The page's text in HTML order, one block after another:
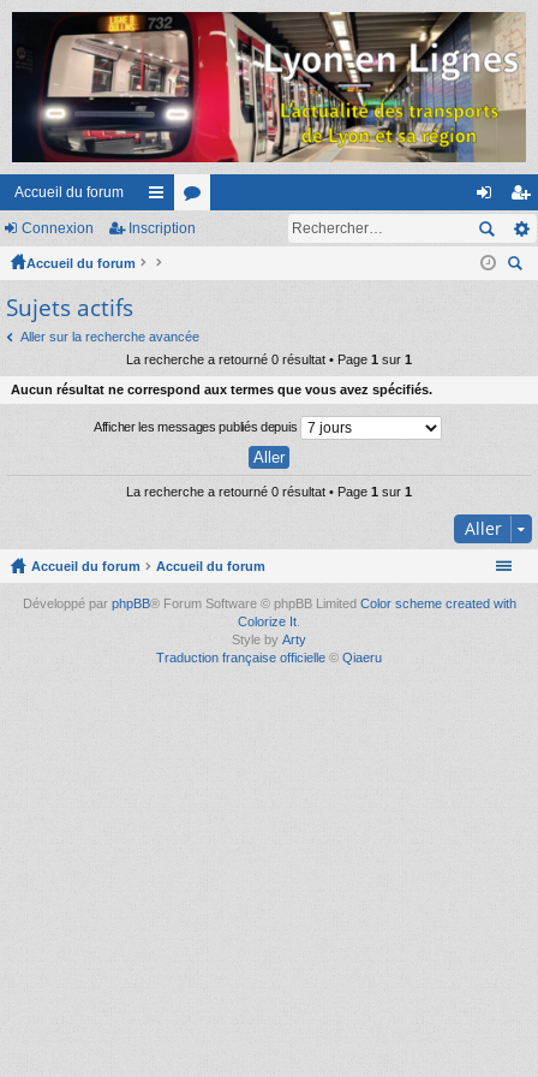
Accueil du forum
ac
co
ci
s
or
s
on
ne
ns
cri
Connexion Inscription
Accueil du forum
Sujets actifs
Aller sur la recherche avancée
La recherche a retourné 0 résultat • Page 1 sur 1
Aucun résultat ne correspond aux termes que vous avez spécifiés.
Afficher les messages publiés depuis
La recherche a retourné 0 résultat • Page 1 sur 1
Aller
Accueil du forum Accueil du forum
Développé par phpBB® Forum Software © phpBB Limited Color scheme created with
Colorize It
Style by Arty
Traduction française officielle © Qiaeru